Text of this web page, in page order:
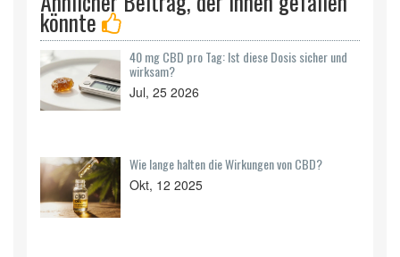
könnte
40 mg CBD pro Tag: Ist diese Dosis sicher und
wirksam?
Jul, 25 2026
Wie lange halten die Wirkungen von CBD?
Okt, 12 2025